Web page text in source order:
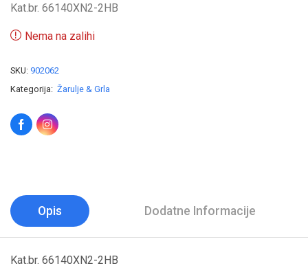
Kat.br. 66140XN2-2HB
Nema na zalihi
SKU: 902062
Kategorija: Žarulje & Grla
Opis Dodatne Informacije
Kat.br. 66140XN2-2HB